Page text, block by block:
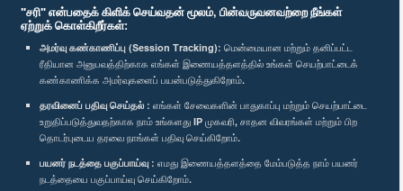
"சரி" என்பதைக் கிளிக் செய்வதன் மூலம், பின்வருவனவற்றை நீங்கள்
ஏற்றுக் கொள்கிறீர்கள்:
அமர்வு கண்காணிப்பு (Session Tracking): மென்மையான மற்றும் தனிப்பட்ட
ரீதியான அனுபவத்திற்காக எங்கள் இணையத்தளத்தில் உங்கள் செயற்பாட்டைக்
கண்காணிக்க அமர்வுகளைப் பயன்படுத்துகிறோம்.
தரவினைப் பதிவு செய்தல் : எங்கள் சேவைகளின் பாதுகாப்பு மற்றும் செயற்பாட்டை
உறுதிப்படுத்துவதற்காக நாம் உங்களது IP முகவரி, சாதன விவரங்கள் மற்றும் பிற
தொடர்புடைய தரவை நாங்கள் பதிவு செய்கிறோம்.
பயனர் நடத்தை பகுப்பாய்வு : எமது இணையத்தளத்தை மேம்படுத்த நாம் பயனர்
நடத்தையை பகுப்பாய்வு செய்கிறோம்.
எம்மை பின்தொடர்க :
விருதுகள்
தனியுரிமைக் கொள்கை